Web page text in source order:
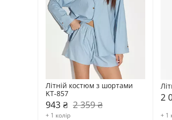
Літній костюм з шортами
KT-857
943 ₴ 2 359 ₴
+ 1 колір
2
+ 1